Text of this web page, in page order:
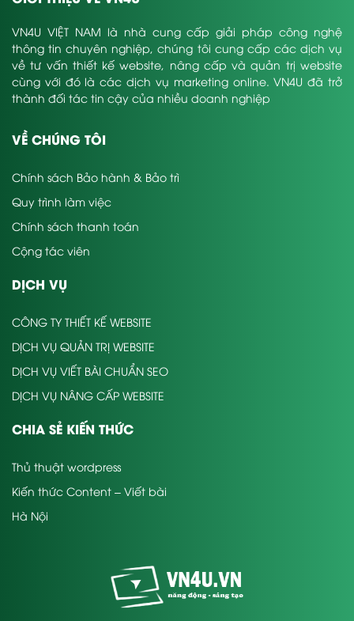
VN4U VIỆT NAM là nhà cung cấp giải pháp công nghệ
thông tin chuyên nghiệp, chúng tôi cung cấp các dịch vụ
về tư vấn thiết kế website, nâng cấp và quản trị website
cùng với đó là các dịch vụ marketing online. VN4U đã trở
thành đối tác tin cậy của nhiều doanh nghiệp
VỀ CHÚNG TÔI
Chính sách Bảo hành & Bảo trì
Quy trình làm việc
Chính sách thanh toán
Cộng tác viên
DỊCH VỤ
CÔNG TY THIẾT KẾ WEBSITE
DỊCH VỤ QUẢN TRỊ WEBSITE
DỊCH VỤ VIẾT BÀI CHUẨN SEO
DỊCH VỤ NÂNG CẤP WEBSITE
CHIA SẺ KIẾN THỨC
Thủ thuật wordpress
Kiến thức Content – Viết bài
Hà Nội